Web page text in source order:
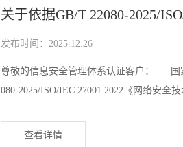
关于依据GB/T 22080-2025/
发布时间：2025.12.26
尊敬的信息安全管理体系认证客户： 国
080-2025/ISO/IEC 27001:2022《网络安全
查看详情